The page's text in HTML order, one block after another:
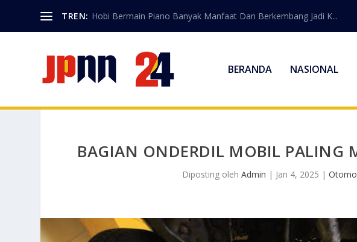
TREN: Hobi Bermain Piano Banyak Manfaat Dan Berkembang Jadi K...
BERANDA NASIONAL
BAGIAN ONDERDIL MOBIL PALING
Diposting olehAdmin | Jan 4, 2025 |